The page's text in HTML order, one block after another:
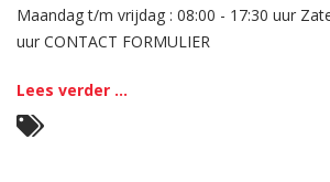
Maandag t/m vrijdag : 08:00 - 17:30 uur
uur CONTACT FORMULIER
Lees verder ...